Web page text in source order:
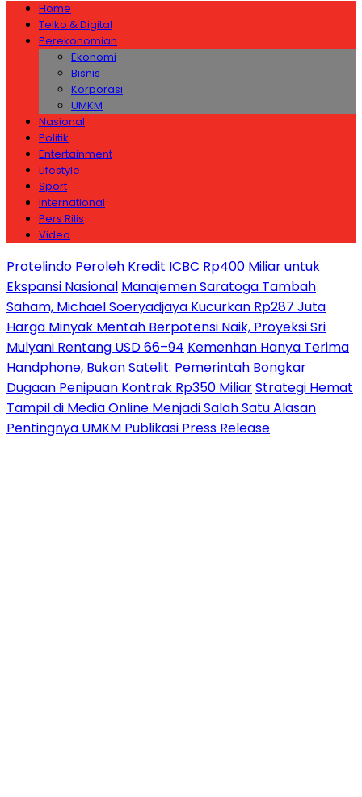
Home
Telko & Digital
Perekonomian
Ekonomi
Bisnis
Korporasi
UMKM
Nasional
Politik
Entertainment
Lifestyle
Sport
International
Pers Rilis
Video
Protelindo Peroleh Kredit ICBC Rp400 Miliar untuk
Ekspansi Nasional Manajemen Saratoga Tambah
Saham, Michael Soeryadjaya Kucurkan Rp287 Juta
Harga Minyak Mentah Berpotensi Naik, Proyeksi Sri
Mulyani Rentang USD 66–94 Kemenhan Hanya Terima
Handphone, Bukan Satelit: Pemerintah Bongkar
Dugaan Penipuan Kontrak Rp350 MiliarStrategi Hemat
Tampil di Media Online Menjadi Salah Satu Alasan
Pentingnya UMKM Publikasi Press Release